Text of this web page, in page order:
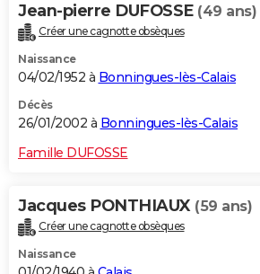
Jean-pierre DUFOSSE (49 ans)
Créer une cagnotte obsèques
Naissance
04/02/1952 à Bonningues-lès-Calais
Décès
26/01/2002 à Bonningues-lès-Calais
Famille DUFOSSE
Jacques PONTHIAUX (59 ans)
Créer une cagnotte obsèques
Naissance